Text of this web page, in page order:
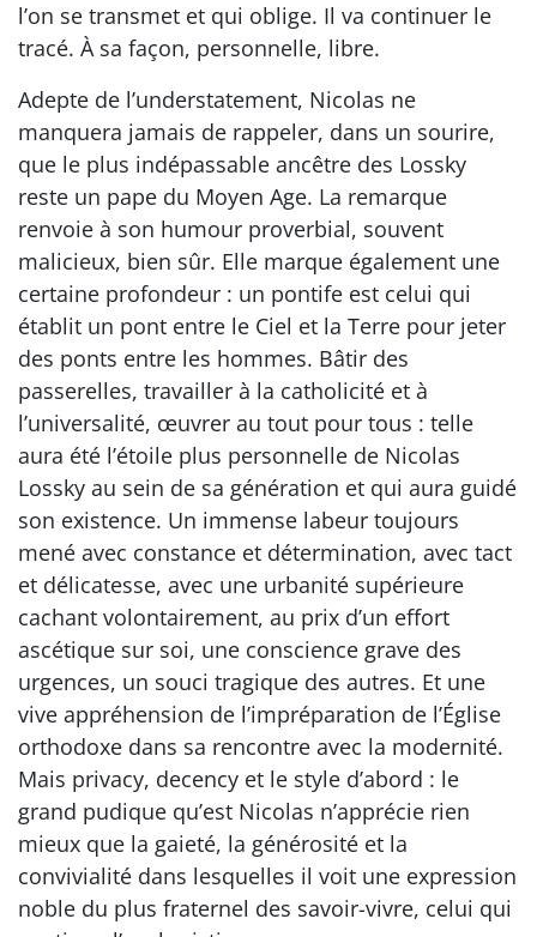
l’on se transmet et qui oblige. Il va continuer le
tracé. À sa façon, personnelle, libre.
Adepte de l’understatement, Nicolas ne
manquera jamais de rappeler, dans un sourire,
que le plus indépassable ancêtre des Lossky
reste un pape du Moyen Age. La remarque
renvoie à son humour proverbial, souvent
malicieux, bien sûr. Elle marque également une
certaine profondeur : un pontife est celui qui
établit un pont entre le Ciel et la Terre pour jeter
des ponts entre les hommes. Bâtir des
passerelles, travailler à la catholicité et à
l’universalité, œuvrer au tout pour tous : telle
aura été l’étoile plus personnelle de Nicolas
Lossky au sein de sa génération et qui aura guidé
son existence. Un immense labeur toujours
mené avec constance et détermination, avec tact
et délicatesse, avec une urbanité supérieure
cachant volontairement, au prix d’un effort
ascétique sur soi, une conscience grave des
urgences, un souci tragique des autres. Et une
vive appréhension de l’impréparation de l’Église
orthodoxe dans sa rencontre avec la modernité.
Mais privacy, decency et le style d’abord : le
grand pudique qu’est Nicolas n’apprécie rien
mieux que la gaieté, la générosité et la
convivialité dans lesquelles il voit une expression
noble du plus fraternel des savoir-vivre, celui qui